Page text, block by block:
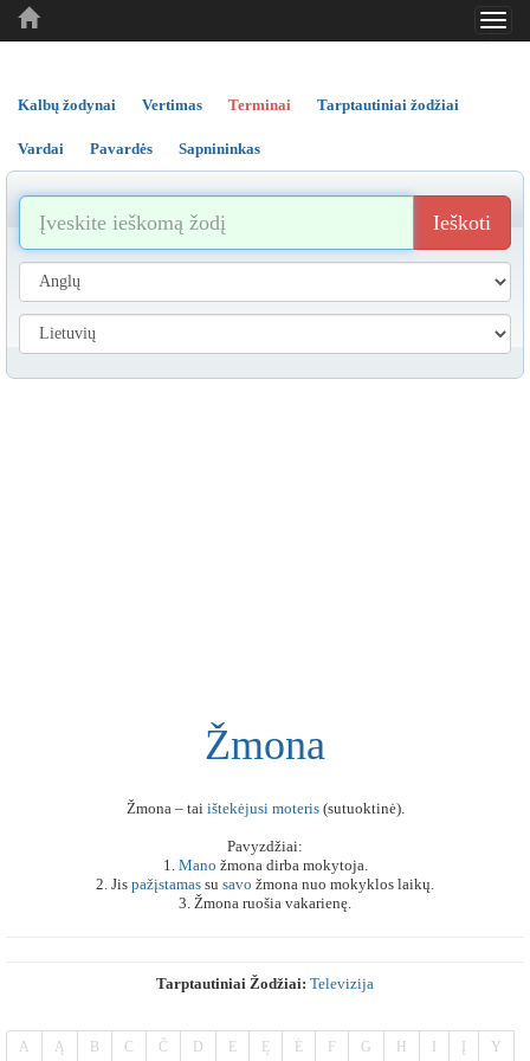
..
..
Kalbų žodynai Vertimas Terminai Tarptautiniai žodžiai
Vardai Pavardės Sapnininkas
Ieškoti
Žmona
Žmona – tai ištekėjusi moteris(sutuoktinė).
Pavyzdžiai:
1. Mano žmona dirba mokytoja.
2. Jis pažįstamas su savo žmona nuo mokyklos laikų.
3. Žmona ruošia vakarienę.
Tarptautiniai Žodžiai: Televizija
A Ą B C Č D E Ę Ė F G H Y